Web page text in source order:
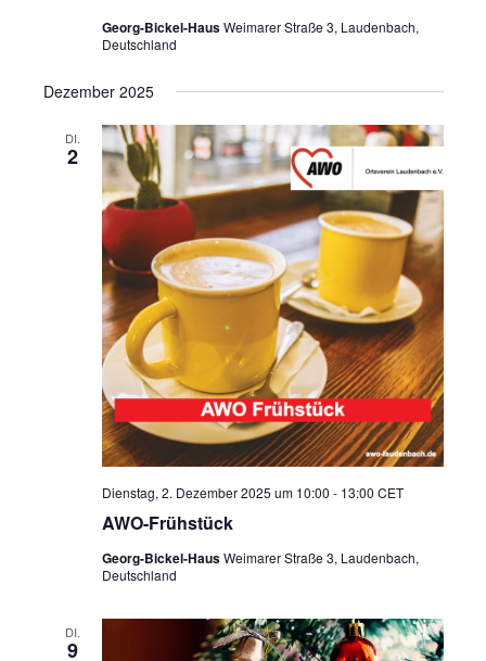
Georg-Bickel-HausWeimarer Straße 3, Laudenbach,
Deutschland
Dezember 2025
DI.
2
AWO-Frühstück
Dienstag, 2. Dezember 2025 um 10:00 - 13:00 CET
Georg-Bickel-HausWeimarer Straße 3, Laudenbach,
Deutschland
DI.
9